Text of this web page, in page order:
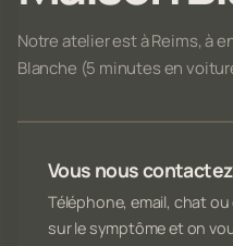
Notre atelier est à Reims, à
Blanche (5 minutes en
Vous nous contactez
Téléphone, email, chat
sur le symptôme et on